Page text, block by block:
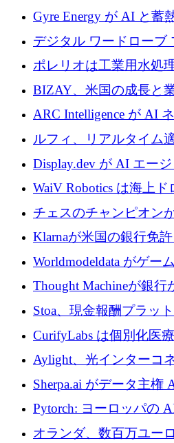
100 万ポンドを確保
Gyre Energy が AI と蓄
を削減するために 130
デジタル ワードローブ
1,000 万人のユーザー
700 万ドルを獲得
ポレリオは工業用水処
万ユーロを確保
BIZAY、米国の成長と
めに5,500万ドルを確保
ARC Intelligence が AI
ットフォームを拡大す
ルフィ、リアルタイム
810万ポンドを確保
Display.dev が AI エー
コラボレーションを強
WaiV Robotics は海上
1 つをどのように解決
チェスのチャンピオン
材料スタートアップ
Klarnaが米国の銀行免
Worldmodeldata がゲー
ニングに変えるために
Thought Machineが銀
調達、年間収益1億ドル
Stoa、現金報酬プラッ
ルを確保
CurifyLabs は個別化医
ユーロを寄付
Aylight、光インターコ
けて450万ユーロのプレ
Sherpa.ai がデータ主権
に 1,800 万ドルを調達
Pytorch: ヨーロッパの
ウェア層
オランダ、数百万ユー